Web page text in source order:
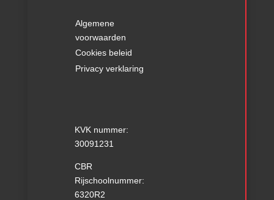
Algemene
voorwaarden
Cookies beleid
Privacy verklaring
KVK nummer:
30091231
CBR
Rijschoolnummer:
6320R2